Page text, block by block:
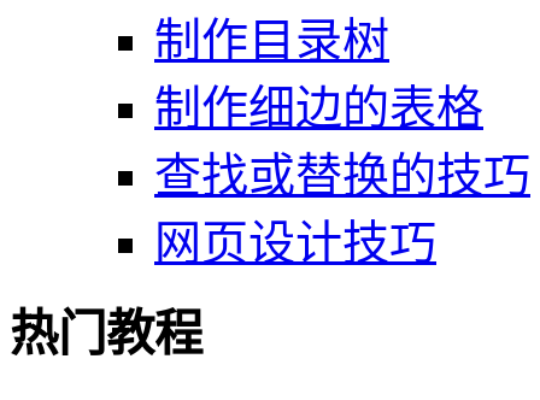
制作目录树
制作细边的表格
查找或替换的技巧
网页设计技巧
热门教程